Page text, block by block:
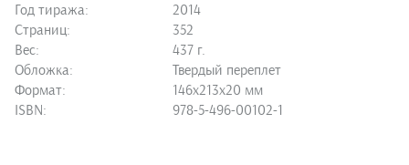
Год тиража:
2014
Страниц:
352
Вес:
437 г.
Обложка:
Твердый переплет
Формат:
146х213х20 мм
ISBN:
978-5-496-00102-1